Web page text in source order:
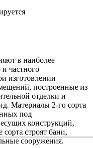
в наиболее
частного
изготовлении
построенные из
отделки и
Материалы 2-го сорта
под
конструкций,
строят бани,
сооружения.